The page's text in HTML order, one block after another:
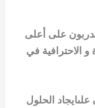
على أعلى
الاحترافية في
الحلول